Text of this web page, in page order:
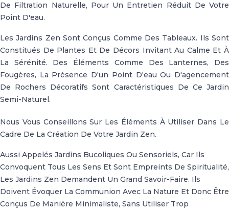
De Filtration Naturelle, Pour Un Entretien Réduit De Votre
Point D'eau.
Les Jardins Zen Sont Conçus Comme Des Tableaux. Ils Sont
Constitués De Plantes Et De Décors Invitant Au Calme Et À
La Sérénité. Des Éléments Comme Des Lanternes, Des
Fougères, La Présence D'un Point D'eau Ou D'agencement
De Rochers Décoratifs Sont Caractéristiques De Ce Jardin
Semi-Naturel.
Nous Vous Conseillons Sur Les Éléments À Utiliser Dans Le
Cadre De La Création De Votre Jardin Zen.
Aussi Appelés Jardins Bucoliques Ou Sensoriels, Car Ils
Convoquent Tous Les Sens Et Sont Empreints De Spiritualité,
Les Jardins Zen Demandent Un Grand Savoir-Faire. Ils
Doivent Évoquer La Communion Avec La Nature Et Donc Être
Conçus De Manière Minimaliste, Sans Utiliser Trop